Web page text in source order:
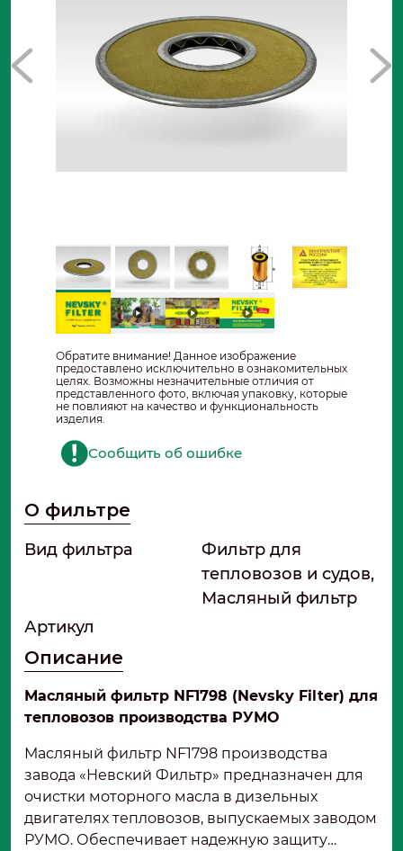
Обратите внимание! Данное изображение
предоставлено исключительно в ознакомительных
целях. Возможны незначительные отличия от
представленного фото, включая упаковку, которые
не повлияют на качество и функциональность
изделия.
Сообщить об ошибке
О фильтре
Вид фильтра
Фильтр для
тепловозов и судов,
Масляный фильтр
Артикул
Описание
Масляный фильтр NF1798 (Nevsky Filter) для
тепловозов производства РУМО
Масляный фильтр NF1798 производства
завода «Невский Фильтр» предназначен для
очистки моторного масла в дизельных
двигателях тепловозов, выпускаемых заводом
РУМО. Обеспечивает надежную защиту